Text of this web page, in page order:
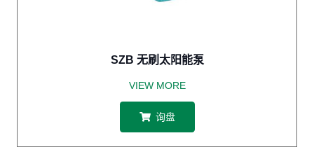
SZB 无刷太阳能泵
VIEW MORE
询盘